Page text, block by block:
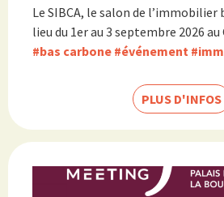
Le SIBCA, le salon de l’immobilier
lieu du 1er au 3 septembre 2026 au
#bas carbone #événement
PLUS D'INFOS